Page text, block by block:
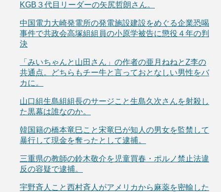
KGB３代目リーダーの矢尻哲朗さん。
中国電力大崎発電所の発電施設建設をめぐる企業恐喝
事件で共政会高塚組組員の小原学被告に懲役４年の判
決
「みいちゃんと山田さん」の作者の亜月ねねとZ李の
共通点。どちらもチー牛と言っておとなしい男性をバ
カに。
山口組生島組組長のサージこと生島久次さんを射殺し
た黒幕は誰なのか。
韓国籍の橋本竜巳こと宋竜巳が知人の男女を監禁して
暴行して現金を奪ったとして逮捕。
三重県の教師の鈴木敬介を児童買春・ポルノ禁止法違
反の容疑で逮捕。
宇野斉人こと西村斉人がアメリカから麻薬を密輸した